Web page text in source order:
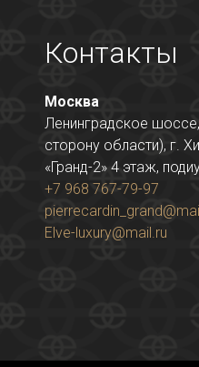
Контакты
Москва
Ленинградское
сторону области), г.
«Гранд-2» 4 этаж,
+7 968 767-79-97
Elve-luxury@mail.ru